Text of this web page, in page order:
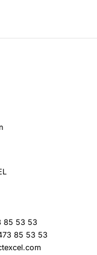
85 53 53
85 53 53